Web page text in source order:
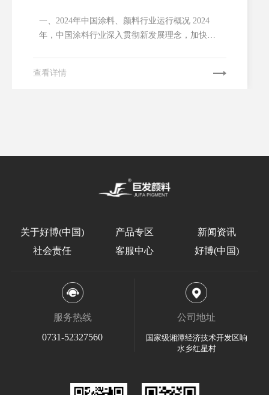
一、2024年中国涂料、颜料行业运行概况 2024
年，中国涂料行业深入贯彻新发展理念，加快构
级步伐加快，经济运行总体平稳、稳中有进并取
查看详情
关于好博(中国) 产品专区
新闻资讯
社会责任
客服中心 好博(中国)
服务热线
0731-52327560
公司地址
国家级湘潭经济技术开发区响
水乡红星村